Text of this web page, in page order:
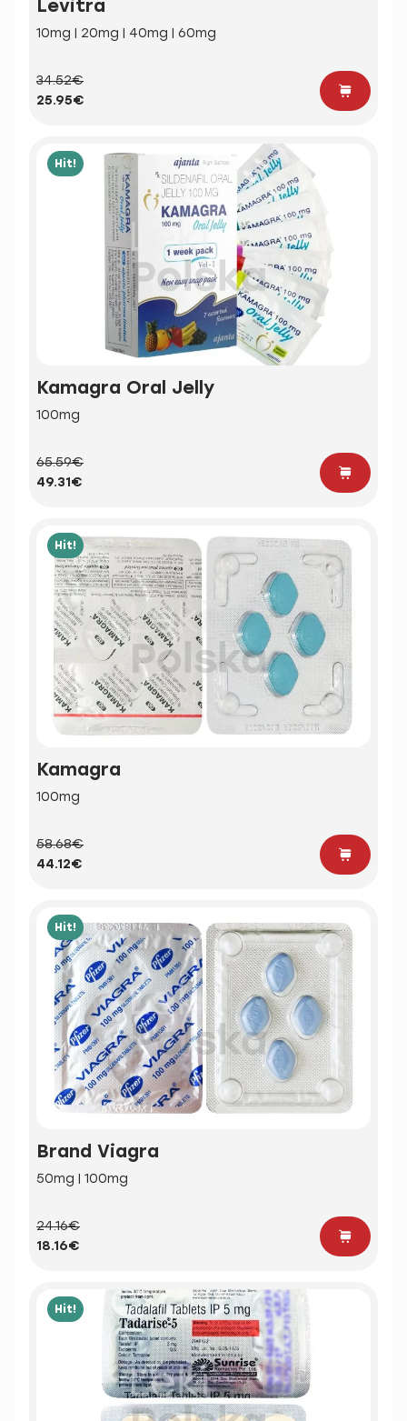
Levitra
10mg | 20mg | 40mg | 60mg
34.52€
25.95€
Hit!
Kamagra Oral Jelly
100mg
65.59€
49.31€
Hit!
Kamagra
100mg
58.68€
44.12€
Hit!
Brand Viagra
50mg | 100mg
24.16€
18.16€
Hit!